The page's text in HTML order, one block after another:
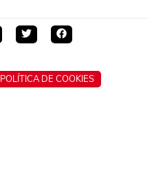
POLÍTICA DE COOKIES